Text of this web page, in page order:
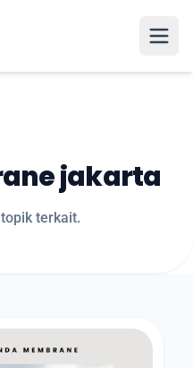
jakarta
terkait.